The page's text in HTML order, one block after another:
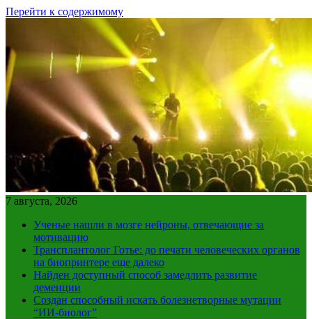
Перейти к содержимому
7 августа, 2026
Ученые нашли в мозге нейроны, отвечающие за
мотивацию
Трансплантолог Готье: до печати человеческих органов
на биопринтере еще далеко
Найден доступный способ замедлить развитие
деменции
Создан способный искать болезнетворные мутации
“ИИ-биолог”